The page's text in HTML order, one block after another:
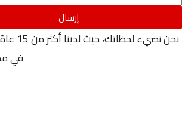
إرسال
نحن نضيء
في